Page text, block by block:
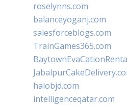
roselynns.com
balanceyoganj.com
salesforceblogs.com
TrainGames365.com
halobjd.com
intelligenceqatar.com